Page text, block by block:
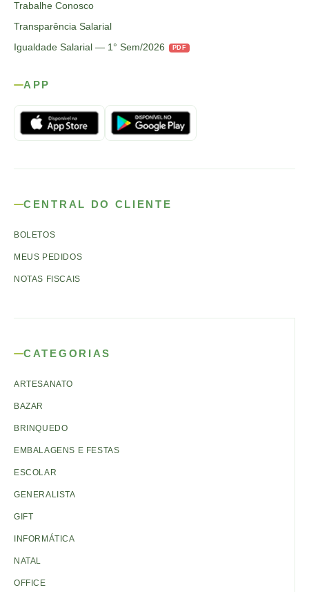
Trabalhe Conosco
Transparência Salarial
Igualdade Salarial — 1° Sem/2026
PDF
APP
CENTRAL DO CLIENTE
BOLETOS
MEUS PEDIDOS
NOTAS FISCAIS
CATEGORIAS
ARTESANATO
BAZAR
BRINQUEDO
EMBALAGENS E FESTAS
ESCOLAR
GENERALISTA
GIFT
INFORMÁTICA
NATAL
OFFICE